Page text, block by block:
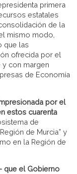
primera
estatales
de la
mismo modo,
que las
ofrecida por el
y con margen
de Economía
por el
estos cuarenta
de
de Murcia” y
en la Región de
que el Gobierno